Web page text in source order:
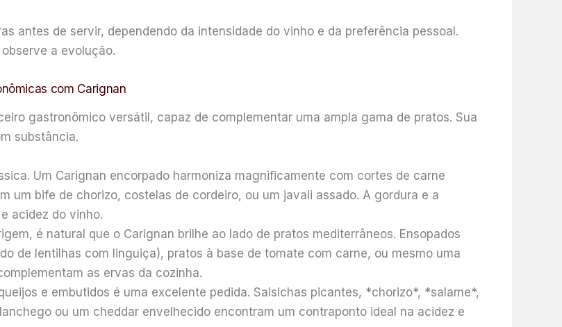
antes de servir, dependendo da intensidade do vinho e da preferência pessoal.
a evolução.
com Carignan
gastronômico versátil, capaz de complementar uma ampla gama de pratos. Sua
substância.
Um Carignan encorpado harmoniza magnificamente com cortes de carne
um bife de chorizo, costelas de cordeiro, ou um javali assado. A gordura e a
acidez do vinho.
é natural que o Carignan brilhe ao lado de pratos mediterrâneos. Ensopados
de lentilhas com linguiça), pratos à base de tomate com carne, ou mesmo uma
as ervas da cozinha.
e embutidos é uma excelente pedida. Salsichas picantes, *chorizo*, *salame*,
ou um cheddar envelhecido encontram um contraponto ideal na acidez e